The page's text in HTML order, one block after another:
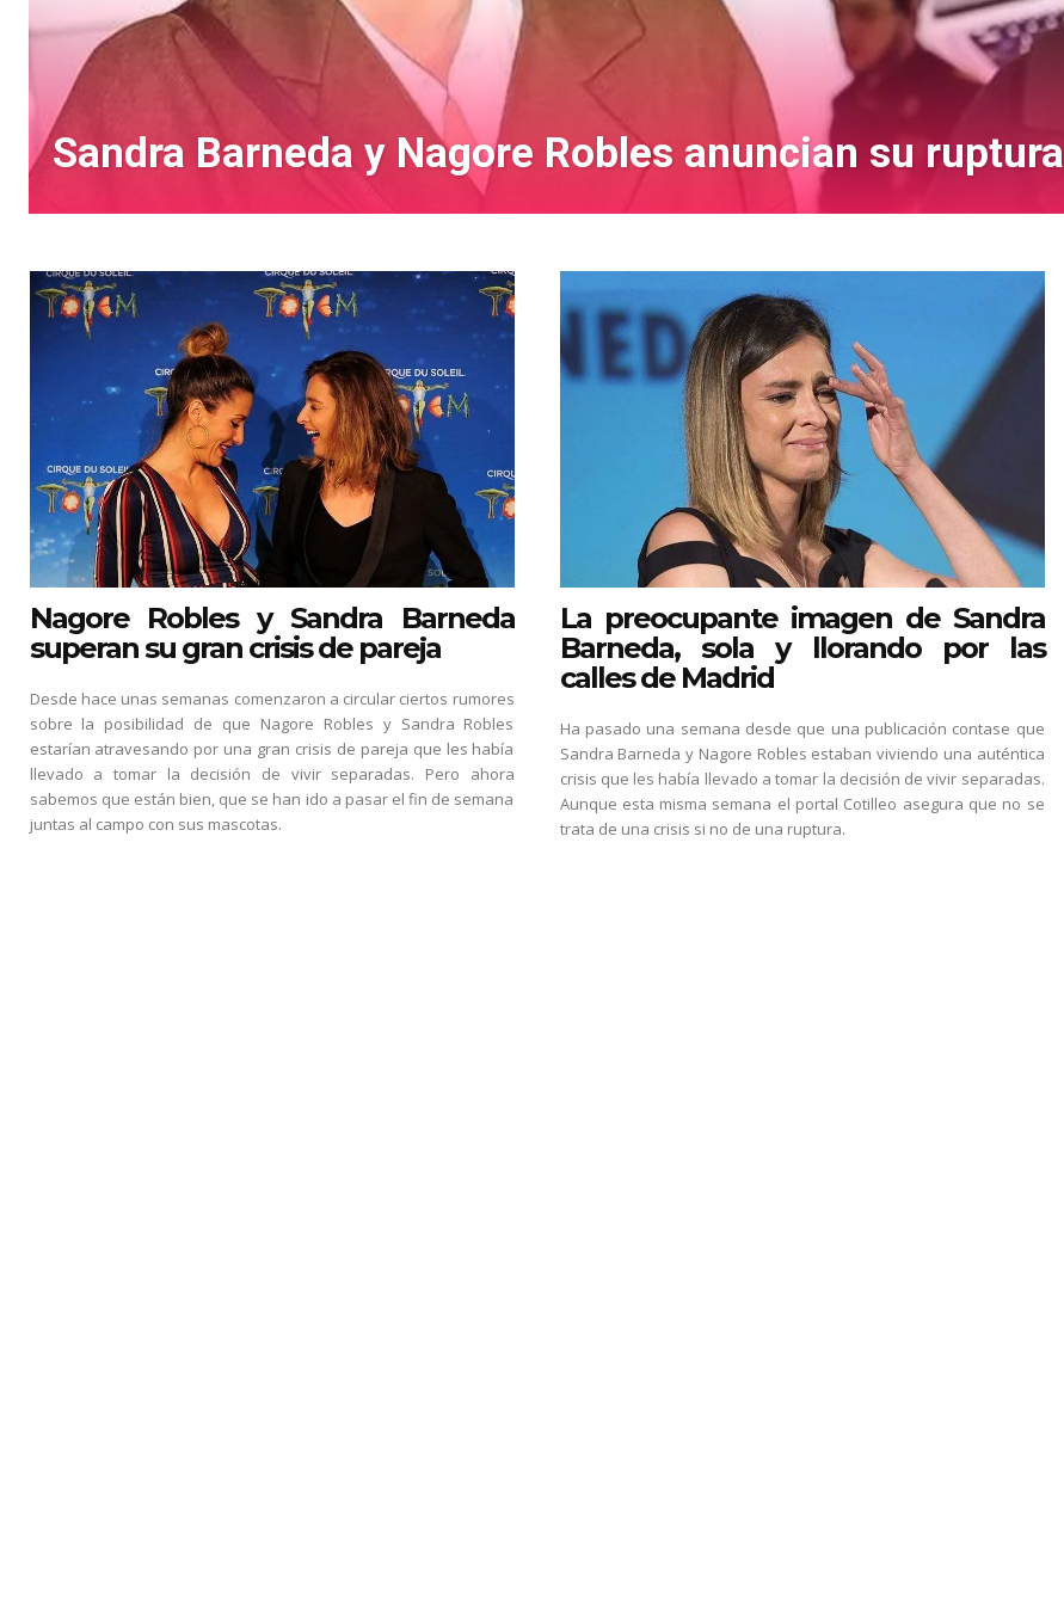
Sandra Barneda y Nagore Robles anuncian su ruptura
Nagore Robles y Sandra Barneda
superan su gran crisis de pareja
Desde hace unas semanas comenzaron a circular ciertos rumores
sobre la posibilidad de que Nagore Robles y Sandra Robles
estarían atravesando por una gran crisis de pareja que les había
llevado a tomar la decisión de vivir separadas. Pero ahora
sabemos que están bien, que se han ido a pasar el fin de semana
juntas al campo con sus mascotas.
La preocupante imagen de Sandra
Barneda, sola y llorando por las
calles de Madrid
Ha pasado una semana desde que una publicación contase que
Sandra Barneda y Nagore Robles estaban viviendo una auténtica
crisis que les había llevado a tomar la decisión de vivir separadas.
Aunque esta misma semana el portal Cotilleo asegura que no se
trata de una crisis si no de una ruptura.